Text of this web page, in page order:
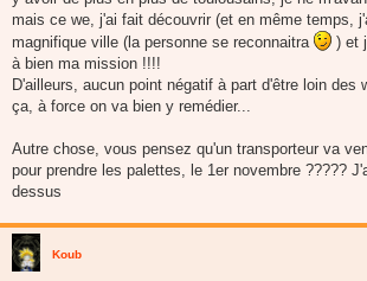
mais ce we, j'ai fait découvrir (et en même temps,
magnifique ville (la personne se reconnaitra
) et
à bien ma mission !!!!
D'ailleurs, aucun point négatif à part d'être loin des
ça, à force on va bien y remédier...
Autre chose, vous pensez qu'un transporteur va
pour prendre les palettes, le 1er novembre ?????
dessus
Koub